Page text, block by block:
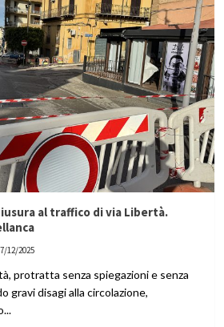
al traffico di via Libertà.
12/2025
protratta senza spiegazioni e senza
gravi disagi alla circolazione,